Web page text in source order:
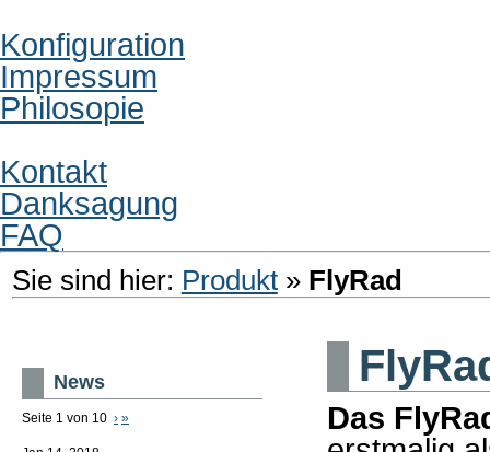
Konfiguration
Impressum
Philosopie
Kontakt
Danksagung
FAQ
Sie sind hier: Produkt» FlyRad
News
Seite 1 von 10 › »
Das